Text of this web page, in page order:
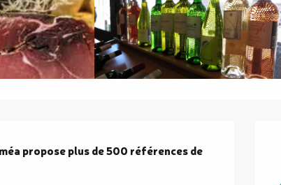
propose plus de 500 références de